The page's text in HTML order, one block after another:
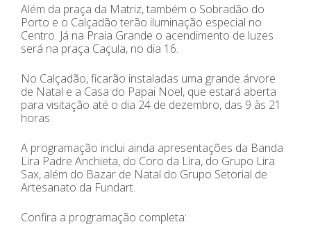
Além da praça da Matriz, também o Sobradão do
Porto e o Calçadão terão iluminação especial no
Centro. Já na Praia Grande o acendimento de luzes
será na praça Caçula, no dia 16.
No Calçadão, ficarão instaladas uma grande árvore
de Natal e a Casa do Papai Noel, que estará aberta
para visitação até o dia 24 de dezembro, das 9 às 21
horas.
A programação inclui ainda apresentações da Banda
Lira Padre Anchieta, do Coro da Lira, do Grupo Lira
Sax, além do Bazar de Natal do Grupo Setorial de
Artesanato da Fundart.
Confira a programação completa: